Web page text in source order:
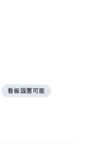
看板設置可能